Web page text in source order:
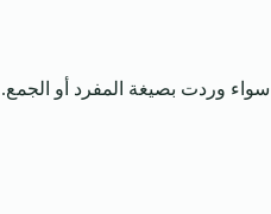
سواء وردت بصيغة المفرد أو الجمع.